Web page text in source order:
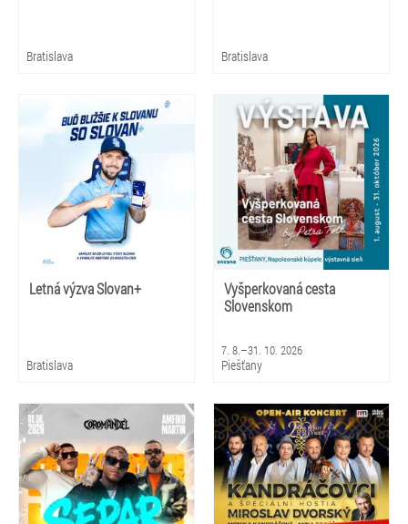
Bratislava Bratislava
Letná výzva Slovan+
Bratislava
Vyšperkovaná cesta
Slovenskom
7. 8.–31. 10. 2026
Piešťany